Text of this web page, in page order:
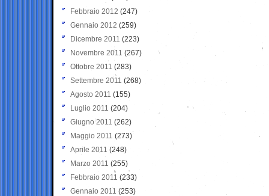
Febbraio 2012 (247)
Gennaio 2012 (259)
Dicembre 2011 (223)
Novembre 2011 (267)
Ottobre 2011 (283)
Settembre 2011 (268)
Agosto 2011 (155)
Luglio 2011 (204)
Giugno 2011 (262)
Maggio 2011 (273)
Aprile 2011 (248)
Marzo 2011 (255)
Febbraio 2011 (233)
Gennaio 2011 (253)